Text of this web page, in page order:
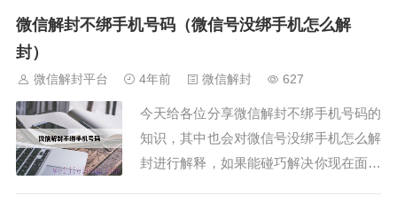
了如何解封的，有什么样的方法？2、微
微信解封不绑手机号码（微信号没绑手机怎么解
封）
微信解封平台 4年前 微信解封 627
今天给各位分享微信解封不绑手机号码的
知识，其中也会对微信号没绑手机怎么解
封进行解释，如果能碰巧解决你现在面临